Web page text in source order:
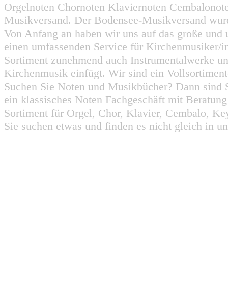
Orgelnoten Chornoten Klaviernoten
Musikversand. Der Bodensee-Musikversand
Von Anfang an haben wir uns auf das große
einen umfassenden Service für
Sortiment zunehmend auch Instrumentalwerke
Kirchenmusik einfügt. Wir sind ein
Suchen Sie Noten und Musikbücher? Dann
ein klassisches Noten Fachgeschäft mit
Sortiment für Orgel, Chor, Klavier, Cembalo,
Sie suchen etwas und finden es nicht gleich in